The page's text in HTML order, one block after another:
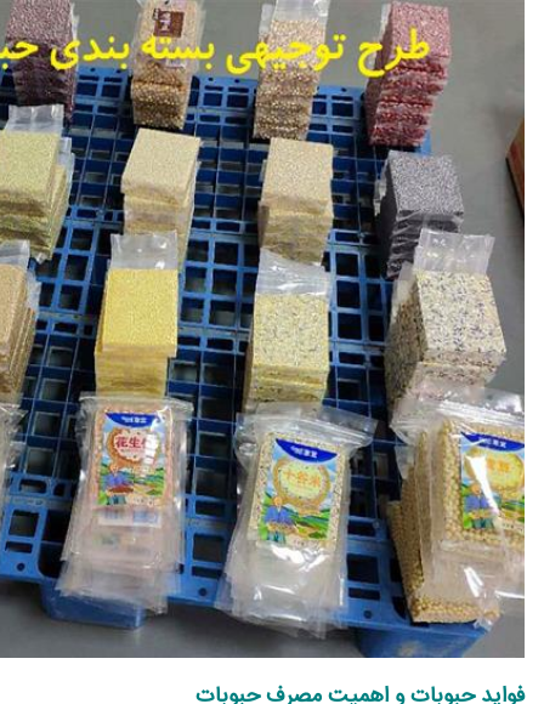
فواید حبوبات و اهمیت مصرف حبوبات